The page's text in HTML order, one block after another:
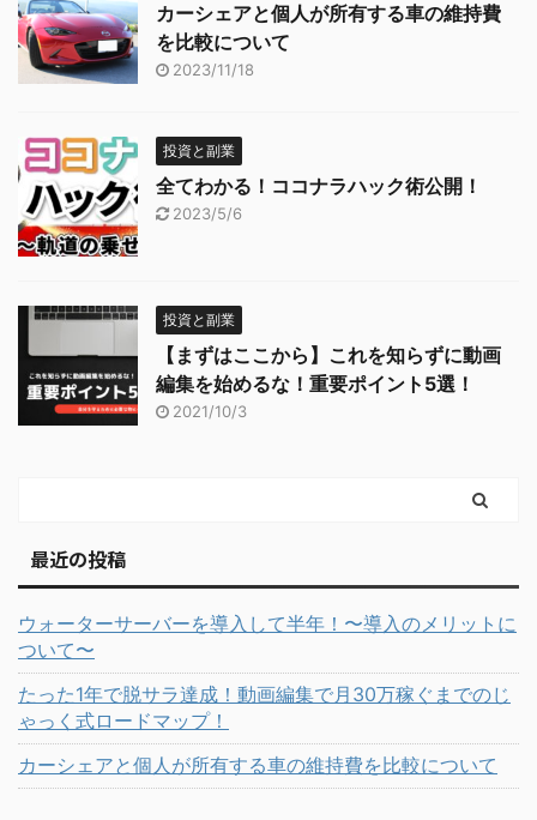
カーシェアと個人が所有する車の維持費
を比較について
2023/11/18
投資と副業
全てわかる！ココナラハック術公開！
2023/5/6
投資と副業
【まずはここから】これを知らずに動画
編集を始めるな！重要ポイント5選！
2021/10/3
最近の投稿
ウォーターサーバーを導入して半年！〜導入のメリットに
ついて〜
たった1年で脱サラ達成！動画編集で月30万稼ぐまでのじ
ゃっく式ロードマップ！
カーシェアと個人が所有する車の維持費を比較について